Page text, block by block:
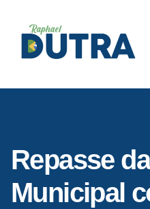
Repasse
Municipal